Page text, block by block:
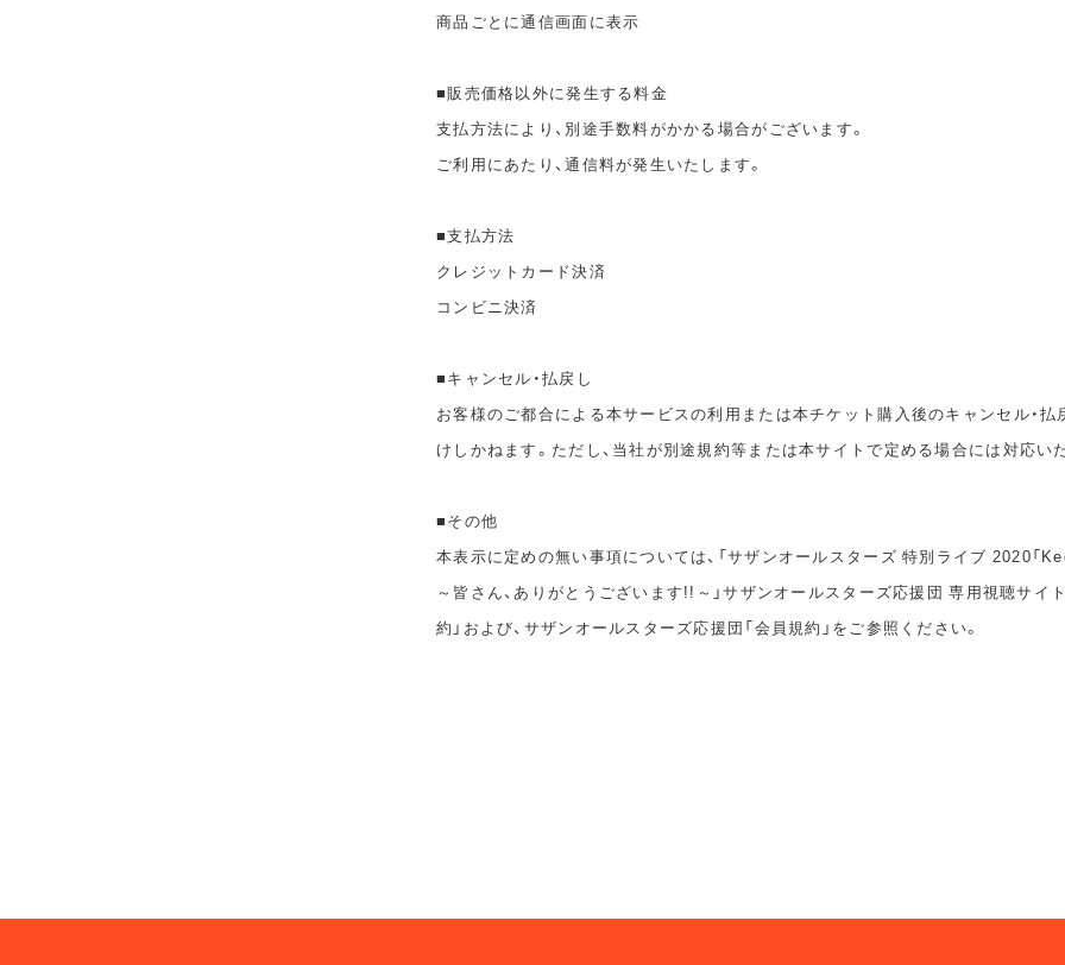
商品ごとに通信画面に表示
■販売価格以外に発生する料金
支払方法により、別途手数料がかかる場合がございます。
ご利用にあたり、通信料が発生いたします。
■支払方法
クレジットカード決済
コンビニ決済
■キャンセル・払戻し
お客様のご都合による本サービスの利用または本チケット購入後のキャンセル・払
けしかねます。ただし、当社が別途規約等または本サイトで定める場合には対応い
■その他
本表示に定めの無い事項については、「サザンオールスターズ 特別ライブ 2020「
～皆さん、ありがとうございます!!～」サザンオールスターズ応援団 専用視聴サ
約」および、サザンオールスターズ応援団「会員規約」をご参照ください。